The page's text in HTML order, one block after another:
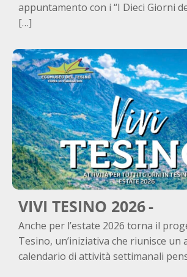
appuntamento con i “I Dieci Giorni
[…]
VIVI TESINO 2026
Anche per l’estate 2026 torna il
Tesino, un’iniziativa che riunisce un
calendario di attività settimanali